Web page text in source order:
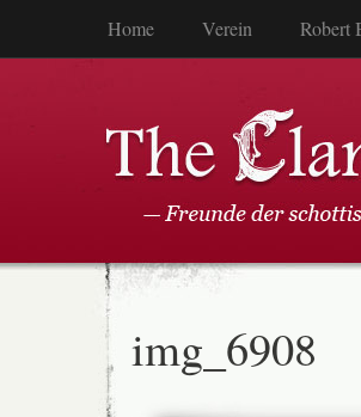
Home Verein Robert
img_6908